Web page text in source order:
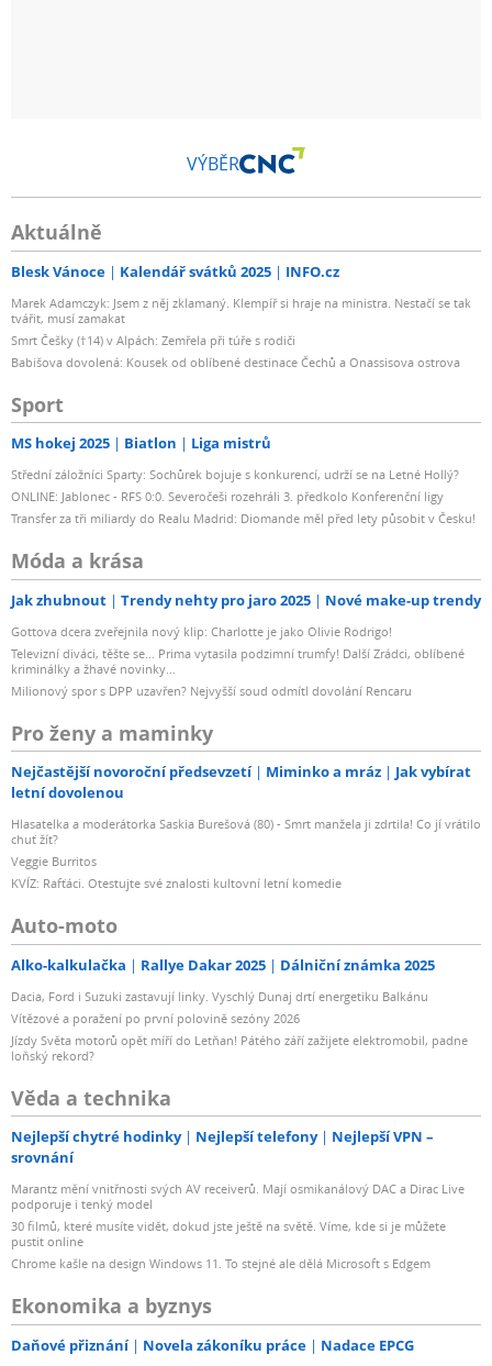
VÝBĚR
Aktuálně
Blesk Vánoce Kalendář svátků 2025 INFO.cz
Marek Adamczyk: Jsem z něj zklamaný. Klempíř si hraje na ministra. Nestačí se tak
tvářit, musí zamakat
Smrt Češky (†14) v Alpách: Zemřela při túře s rodiči
Babišova dovolená: Kousek od oblíbené destinace Čechů a Onassisova ostrova
Sport
MS hokej 2025 Biatlon Liga mistrů
Střední záložníci Sparty: Sochůrek bojuje s konkurencí, udrží se na Letné Hollý?
ONLINE: Jablonec - RFS 0:0. Severočeši rozehráli 3. předkolo Konferenční ligy
Transfer za tři miliardy do Realu Madrid: Diomande měl před lety působit v Česku!
Móda a krása
Jak zhubnout Trendy nehty pro jaro 2025 Nové make-up trendy
Gottova dcera zveřejnila nový klip: Charlotte je jako Olivie Rodrigo!
Televizní diváci, těšte se... Prima vytasila podzimní trumfy! Další Zrádci, oblíbené
kriminálky a žhavé novinky...
Milionový spor s DPP uzavřen? Nejvyšší soud odmítl dovolání Rencaru
Pro ženy a maminky
Nejčastější novoroční předsevzetí Miminko a mráz
Jak vybírat
letní dovolenou
Hlasatelka a moderátorka Saskia Burešová (80) - Smrt manžela ji zdrtila! Co jí vrátilo
chuť žít?
Veggie Burritos
KVÍZ: Rafťáci. Otestujte své znalosti kultovní letní komedie
Auto-moto
Alko-kalkulačka Rallye Dakar 2025 Dálniční známka 2025
Dacia, Ford i Suzuki zastavují linky. Vyschlý Dunaj drtí energetiku Balkánu
Vítězové a poražení po první polovině sezóny 2026
Jízdy Světa motorů opět míří do Letňan! Pátého září zažijete elektromobil, padne
loňský rekord?
Věda a technika
Nejlepší chytré hodinky Nejlepší telefony
Nejlepší VPN –
srovnání
Marantz mění vnitřnosti svých AV receiverů. Mají osmikanálový DAC a Dirac Live
podporuje i tenký model
30 filmů, které musíte vidět, dokud jste ještě na světě. Víme, kde si je můžete
pustit online
Chrome kašle na design Windows 11. To stejné ale dělá Microsoft s Edgem
Ekonomika a byznys
Daňové přiznání Novela zákoníku práce Nadace EPCG